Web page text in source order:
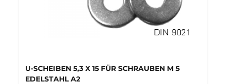
U-SCHEIBEN 5,3 X 15 FÜR SCHRAUBEN M 5
EDELSTAHL A2